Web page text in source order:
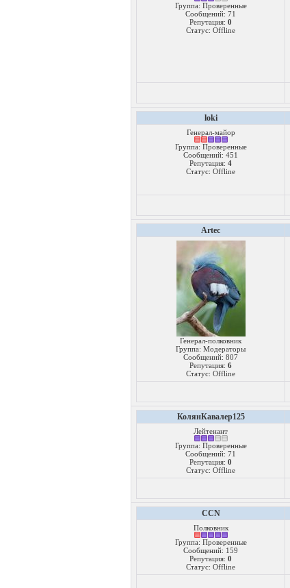
Группа: Проверенные
Сообщений: 71
Репутация: 0
Статус: Offline
loki
Генерал-майор
Группа: Проверенные
Сообщений: 451
Репутация: 4
Статус: Offline
Artec
Генерал-полковник
Группа: Модераторы
Сообщений: 807
Репутация: 6
Статус: Offline
КолянКавалер125
Лейтенант
Группа: Проверенные
Сообщений: 71
Репутация: 0
Статус: Offline
CCN
Полковник
Группа: Проверенные
Сообщений: 159
Репутация: 0
Статус: Offline